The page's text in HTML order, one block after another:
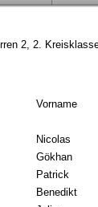
2, 2.
Vorname
Nicolas
Gökhan
Patrick
Benedikt